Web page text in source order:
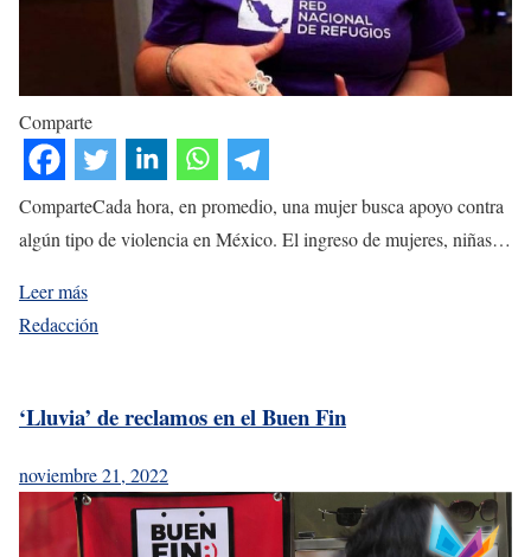
Comparte
ComparteCada hora, en promedio, una mujer busca apoyo contra
algún tipo de violencia en México. El ingreso de mujeres, niñas…
Leer más
Redacción
‘Lluvia’ de reclamos en el Buen Fin
noviembre 21, 2022